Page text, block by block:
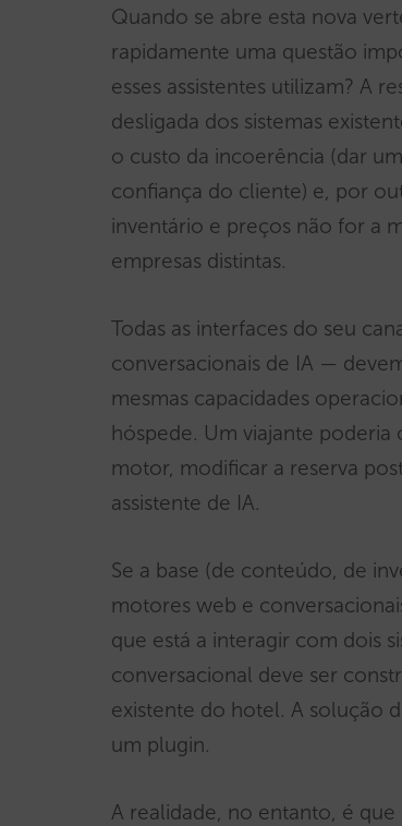
Quando se abre esta nova
rapidamente uma questão
esses assistentes utilizam? A
desligada dos sistemas
o custo da incoerência (dar
confiança do cliente) e, por
inventário e preços não for a
empresas distintas.
Todas as interfaces do seu
conversacionais de IA —
mesmas capacidades
hóspede. Um viajante poderia
motor, modificar a reserva
assistente de IA.
Se a base (de conteúdo, de
motores web e
que está a interagir com dois
conversacional deve ser
existente do hotel. A solução
um plugin.
A realidade, no entanto, é